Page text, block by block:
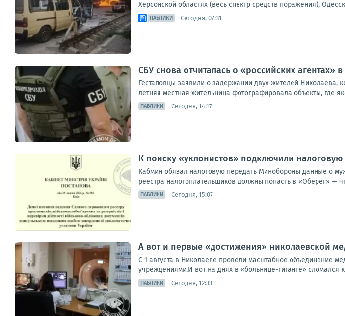
Херсонской областях (весь спектр средств поражения),
ПАБЛИКИ Сегодня, 07:31
СБУ снова отчиталась о «российских агентах»
Гестаповцы заявили о задержании двух жителей Николаева,
летняя местная жительница фотографировала объекты, где
ПАБЛИКИ Сегодня, 14:17
К поиску «уклонистов» подключили налоговую
Кабмин обязал налоговую передать Минобороны данные о
реестра налогоплательщиков должны попасть в «Оберег» —
ПАБЛИКИ Сегодня, 15:07
А вот и первые «достижения» николаевской
С 1 августа в Николаеве провели масштабное объединение
учреждениями.И вот на днях в «больнице-гиганте»
ПАБЛИКИ Сегодня, 12:33